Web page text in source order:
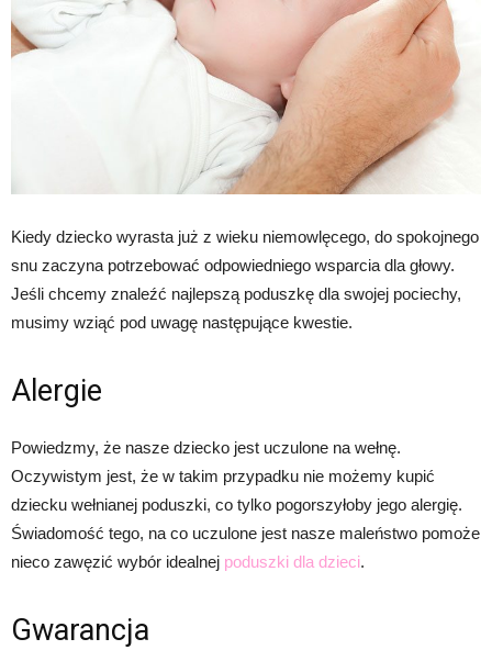
Kiedy dziecko wyrasta już z wieku niemowlęcego, do spokojnego
snu zaczyna potrzebować odpowiedniego wsparcia dla głowy.
Jeśli chcemy znaleźć najlepszą poduszkę dla swojej pociechy,
musimy wziąć pod uwagę następujące kwestie.
Alergie
Powiedzmy, że nasze dziecko jest uczulone na wełnę.
Oczywistym jest, że w takim przypadku nie możemy kupić
dziecku wełnianej poduszki, co tylko pogorszyłoby jego alergię.
Świadomość tego, na co uczulone jest nasze maleństwo pomoże
nieco zawęzić wybór idealnej poduszki dla dzieci.
Gwarancja